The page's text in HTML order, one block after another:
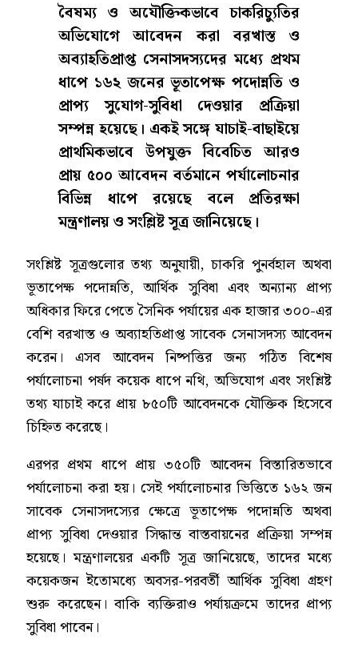
বৈষম্য ও অযৌক্তিকভাবে চাকরিচ্যুতির
অভিযোগে আবেদন করা বরখাস্ত ও
অব্যাহতিপ্রাপ্ত সেনাসদস্যদের মধ্যে প্রথম
ধাপে ১৬২ জনের ভূতাপেক্ষ পদোন্নতি ও
প্রাপ্য সুযোগ-সুবিধা দেওয়ার প্রক্রিয়া
সম্পন্ন হয়েছে। একই সঙ্গে যাচাই-বাছাইয়ে
প্রাথমিকভাবে উপযুক্ত বিবেচিত আরও
প্রায় ৫০০ আবেদন বর্তমানে পর্যালোচনার
বিভিন্ন ধাপে রয়েছে বলে প্রতিরক্ষা
মন্ত্রণালয় ও সংশ্লিষ্ট সূত্র জানিয়েছে।
সংশ্লিষ্ট সূত্রগুলোর তথ্য অনুযায়ী, চাকরি পুনর্বহাল অথবা
ভূতাপেক্ষ পদোন্নতি, আর্থিক সুবিধা এবং অন্যান্য প্রাপ্য
অধিকার ফিরে পেতে সৈনিক পর্যায়ের এক হাজার ৩০০-এর
বেশি বরখাস্ত ও অব্যাহতিপ্রাপ্ত সাবেক সেনাসদস্য আবেদন
করেন। এসব আবেদন নিষ্পত্তির জন্য গঠিত বিশেষ
পর্যালোচনা পর্ষদ কয়েক ধাপে নথি, অভিযোগ এবং সংশ্লিষ্ট
তথ্য যাচাই করে প্রায় ৮৫০টি আবেদনকে যৌক্তিক হিসেবে
চিহ্নিত করেছে।
এরপর প্রথম ধাপে প্রায় ৩৫০টি আবেদন বিস্তারিতভাবে
পর্যালোচনা করা হয়। সেই পর্যালোচনার ভিত্তিতে ১৬২ জন
সাবেক সেনাসদস্যের ক্ষেত্রে ভূতাপেক্ষ পদোন্নতি অথবা
প্রাপ্য সুবিধা দেওয়ার সিদ্ধান্ত বাস্তবায়নের প্রক্রিয়া সম্পন্ন
হয়েছে। মন্ত্রণালয়ের একটি সূত্র জানিয়েছে, তাদের মধ্যে
কয়েকজন ইতোমধ্যে অবসর-পরবর্তী আর্থিক সুবিধা গ্রহণ
শুরু করেছেন। বাকি ব্যক্তিরাও পর্যায়ক্রমে তাদের প্রাপ্য
সুবিধা পাবেন।